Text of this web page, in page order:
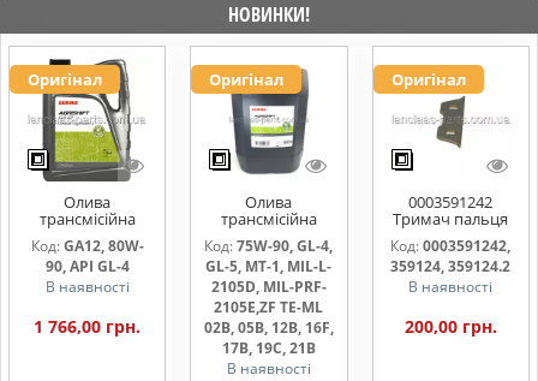
НОВИНКИ!
Оригінал
Олива
трансмісійна
AGRISHIFT GA12 5
л
Код:GA12, 80W-
90, API GL-4
В наявності
1 766,00 грн.
Оригінал
Олива
трансмісійна
AGRISHIFT SYN FE
75W90 20л
Код: 75W-90, GL-4,
GL-5, MT-1, MIL-L-
2105D, MIL-PRF-
2105E,ZF TE-ML
02B, 05B, 12B, 16F,
17B, 19C, 21B
В наявності
Оригінал
0003591242
Тримач пальця
жниварки
Код:0003591242,
359124, 359124.2
В наявності
200,00 грн.